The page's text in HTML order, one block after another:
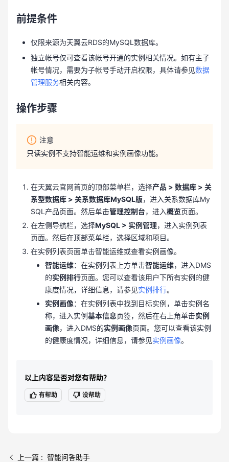
前提条件
仅限来源为天翼云RDS的MySQL数据库。
独立帐号仅可查看该帐号开通的实例相关情况。如有主子
帐号情况，需要为子帐号手动开启权限，具体请参见数据
管理服务相关内容。
操作步骤
注意
只读实例不支持智能运维和实例画像功能。
在天翼云官网首页的顶部菜单栏，选择产品 > 数据库 > 关
系型数据库 > 关系数据库MySQL版，进入关系数据库My
SQL产品页面。然后单击管理控制台，进入概览页面。
在左侧导航栏，选择MySQL > 实例管理，进入实例列表
页面。然后在顶部菜单栏，选择区域和项目。
在实例列表页面单击智能运维或查看实例画像。
智能运维：在实例列表上方单击智能运维，进入DMS
的实例排行页面。您可以查看该用户下所有实例的健
康度情况，详细信息，请参见实例排行。
实例画像：在实例列表中找到目标实例，单击实例名
称，进入实例基本信息页签，然后在右上角单击实例
画像，进入DMS的实例画像页面。您可以查看该实例
的健康度情况，详细信息，请参见实例画像。
以上内容是否对您有帮助？
有帮助 没帮助
上一篇 : 智能问答助手